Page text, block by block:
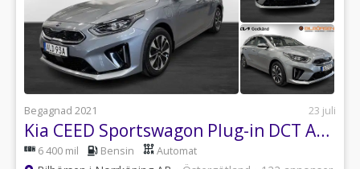
Begagnad 2021 23 juli
Kia CEED Sportswagon Plug-in DCT Advance
6 400 mil Bensin Automat